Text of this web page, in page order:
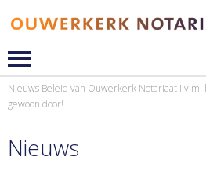
Nieuws Beleid van Ouwerkerk Notariaat i.v.m.
gewoon door!
Nieuws